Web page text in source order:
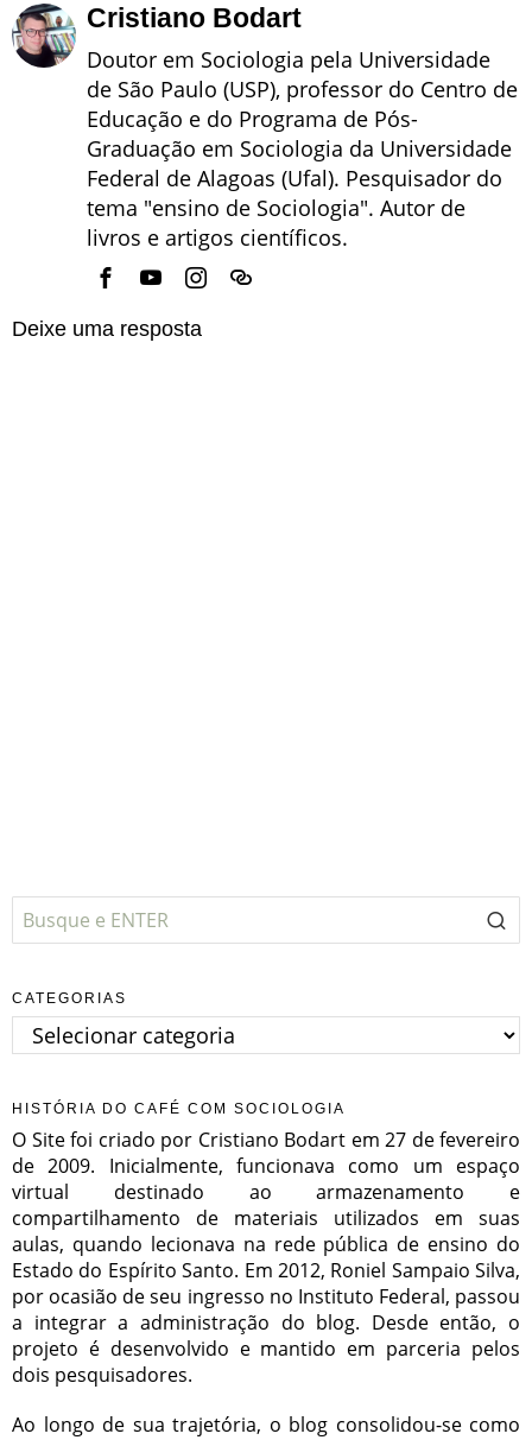
Cristiano Bodart
Doutor em Sociologia pela Universidade
de São Paulo (USP), professor do Centro de
Educação e do Programa de Pós-
Graduação em Sociologia da Universidade
Federal de Alagoas (Ufal). Pesquisador do
tema "ensino de Sociologia". Autor de
livros e artigos científicos.
Deixe uma resposta
CATEGORIAS
Categorias
HISTÓRIA DO CAFÉ COM SOCIOLOGIA
O Site foi criado por Cristiano Bodart em 27 de fevereiro
de 2009. Inicialmente, funcionava como um espaço
virtual destinado ao armazenamento e
compartilhamento de materiais utilizados em suas
aulas, quando lecionava na rede pública de ensino do
Estado do Espírito Santo. Em 2012, Roniel Sampaio Silva,
por ocasião de seu ingresso no Instituto Federal, passou
a integrar a administração do blog. Desde então, o
projeto é desenvolvido e mantido em parceria pelos
dois pesquisadores.
Ao longo de sua trajetória, o blog consolidou-se como